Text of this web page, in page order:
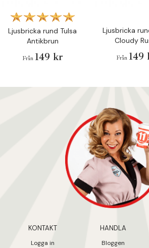
Ljusbricka rund Tulsa
Antikbrun
Från 149 kr
Ljusbricka
Cloudy
Från 149
KONTAKT
Logga in
HANDLA
Bloggen